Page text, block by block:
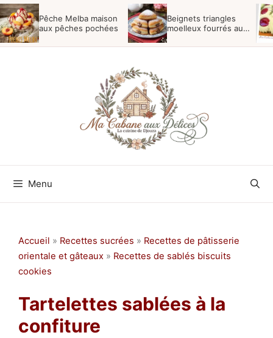
Aller
au
contenu
Pêche Melba maison
aux pêches pochées
Beignets triangles
moelleux fourrés au
Menu
Accueil » Recettes sucrées » Recettes de pâtisserie
orientale et gâteaux » Recettes de sablés biscuits
cookies
Tartelettes sablées à la
confiture